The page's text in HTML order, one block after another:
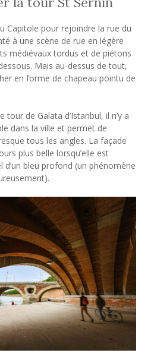
Capitole pour rejoindre la rue du
à une scène de rue en légère
médiévaux tordus et de piétons
Mais au-dessus de tout,
en forme de chapeau pointu de
tour de Galata d’Istanbul, il n’y a
dans la ville et permet de
tous les angles. La façade
plus belle lorsqu’elle est
bleu profond (un phénomène